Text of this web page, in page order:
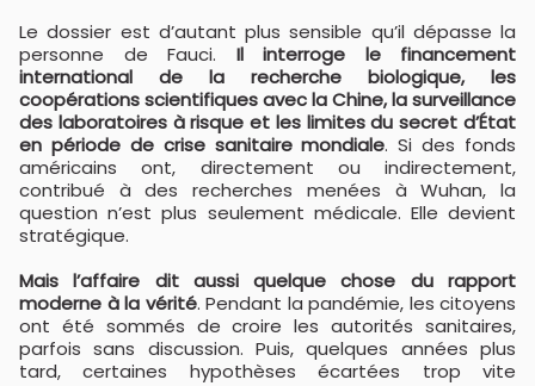
Le dossier est d’autant plus sensible qu’il dépasse la
personne de Fauci. Il interroge le financement
international de la recherche biologique, les
coopérations scientifiques avec la Chine, la surveillance
des laboratoires à risque et les limites du secret d’État
en période de crise sanitaire mondiale. Si des fonds
américains ont, directement ou indirectement,
contribué à des recherches menées à Wuhan, la
question n’est plus seulement médicale. Elle devient
stratégique.
Mais l’affaire dit aussi quelque chose du rapport
moderne à la vérité. Pendant la pandémie, les citoyens
ont été sommés de croire les autorités sanitaires,
parfois sans discussion. Puis, quelques années plus
tard, certaines hypothèses écartées trop vite